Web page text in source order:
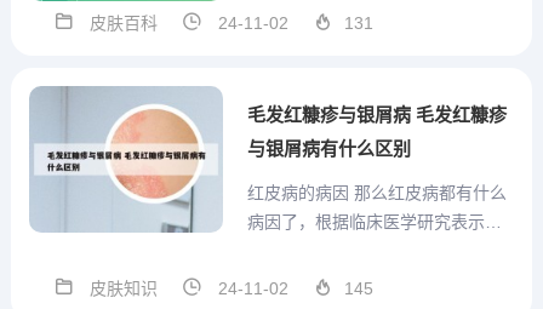
还会减少皮肤的氧气供应，影响皮
的出现。对女烟民来说，还会影响
皮肤百科 24-11-02 131
毛发红糠疹与银屑病 毛发红糠疹
与银屑病有什么区别
红皮病的病因 那么红皮病都有什么
病因了，根据临床医学研究表示，
屑病产生恶化而造成的。此外，一
皮肤知识 24-11-02 145